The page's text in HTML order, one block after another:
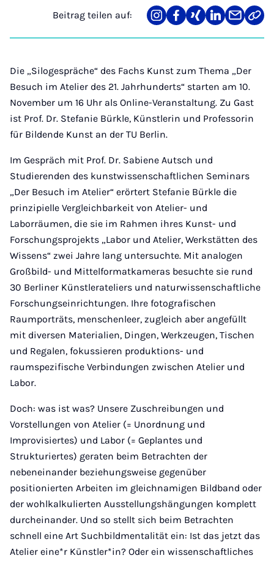
Beitrag teilen auf:
Teilen
auf
Teilen
auf
Teilen
auf
Teilen
auf
Teilen
über
Mail
Link
Die „Silogespräche“ des Fachs Kunst zum Thema „Der
Besuch im Atelier des 21. Jahrhunderts“ starten am 10.
November um 16 Uhr als Online-Veranstaltung. Zu Gast
ist Prof. Dr. Stefanie Bürkle, Künstlerin und Professorin
für Bildende Kunst an der TU Berlin.
Im Gespräch mit Prof. Dr. Sabiene Autsch und
Studierenden des kunstwissenschaftlichen Seminars
„Der Besuch im Atelier“ erörtert Stefanie Bürkle die
prinzipielle Vergleichbarkeit von Atelier- und
Laborräumen, die sie im Rahmen ihres Kunst- und
Forschungsprojekts „Labor und Atelier, Werkstätten des
Wissens“ zwei Jahre lang untersuchte. Mit analogen
Großbild- und Mittelformatkameras besuchte sie rund
30 Berliner Künstlerateliers und naturwissenschaftliche
Forschungseinrichtungen. Ihre fotografischen
Raumporträts, menschenleer, zugleich aber angefüllt
mit diversen Materialien, Dingen, Werkzeugen, Tischen
und Regalen, fokussieren produktions- und
raumspezifische Verbindungen zwischen Atelier und
Labor.
Doch: was ist was? Unsere Zuschreibungen und
Vorstellungen von Atelier (= Unordnung und
Improvisiertes) und Labor (= Geplantes und
Strukturiertes) geraten beim Betrachten der
nebeneinander beziehungsweise gegenüber
positionierten Arbeiten im gleichnamigen Bildband oder
der wohlkalkulierten Ausstellungshängungen komplett
durcheinander. Und so stellt sich beim Betrachten
schnell eine Art Suchbildmentalität ein: Ist das jetzt das
Atelier eine*r Künstler*in? Oder ein wissenschaftliches